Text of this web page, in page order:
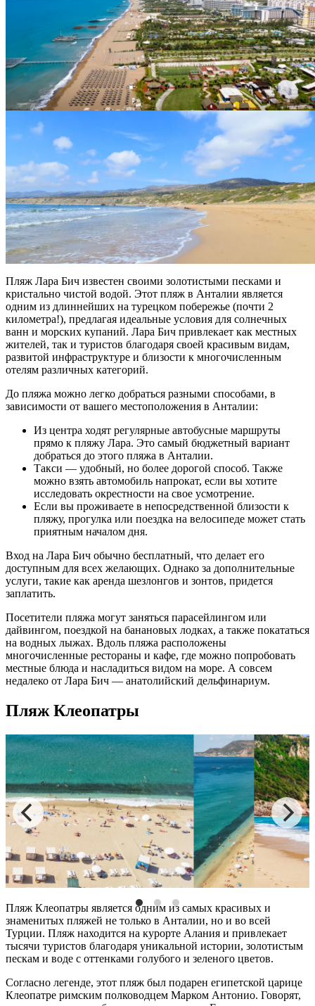
Пляж Лара Бич известен своими золотистыми песками и
кристально чистой водой. Этот пляж в Анталии является
одним из длиннейших на турецком побережье (почти 2
километра!), предлагая идеальные условия для солнечных
ванн и морских купаний. Лара Бич привлекает как местных
жителей, так и туристов благодаря своей красивым видам,
развитой инфраструктуре и близости к многочисленным
отелям различных категорий.
До пляжа можно легко добраться разными способами, в
зависимости от вашего местоположения в Анталии:
Из центра ходят регулярные автобусные маршруты
прямо к пляжу Лара. Это самый бюджетный вариант
добраться до этого пляжа в Анталии.
Такси — удобный, но более дорогой способ. Также
можно взять автомобиль напрокат, если вы хотите
исследовать окрестности на свое усмотрение.
Если вы проживаете в непосредственной близости к
пляжу, прогулка или поездка на велосипеде может стать
приятным началом дня.
Вход на Лара Бич обычно бесплатный, что делает его
доступным для всех желающих. Однако за дополнительные
услуги, такие как аренда шезлонгов и зонтов, придется
заплатить.
Посетители пляжа могут заняться парасейлингом или
дайвингом, поездкой на банановых лодках, а также покататься
на водных лыжах. Вдоль пляжа расположены
многочисленные рестораны и кафе, где можно попробовать
местные блюда и насладиться видом на море. А совсем
недалеко от Лара Бич — анатолийский дельфинариум.
Пляж Клеопатры
Пляж Клеопатры является одним из самых красивых и
знаменитых пляжей не только в Анталии, но и во всей
Турции. Пляж находится на курорте Алания и привлекает
тысячи туристов благодаря уникальной истории, золотистым
пескам и воде с оттенками голубого и зеленого цветов.
Согласно легенде, этот пляж был подарен египетской царице
Клеопатре римским полководцем Марком Антонио. Говорят,